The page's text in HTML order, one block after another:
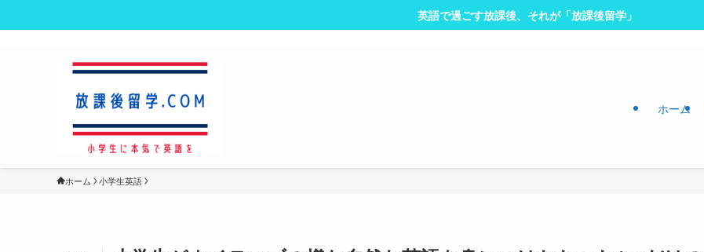
英語で過ごす放課後、それが「放課後留学」
ホーム
ホーム 小学生英語